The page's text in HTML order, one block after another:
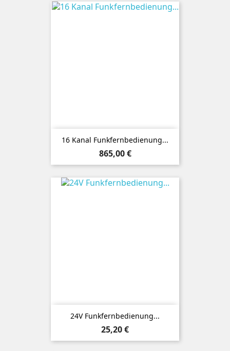
16 Kanal Funkfernbedienung...
Preis
865,00 €
24V Funkfernbedienung...
Preis
25,20 €